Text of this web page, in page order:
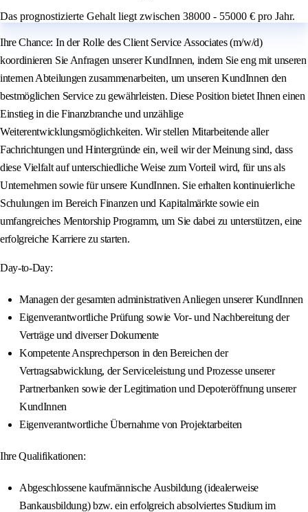
Das prognostizierte Gehalt liegt zwischen 38000 - 55000 € pro Jahr.
Ihre Chance: In der Rolle des Client Service Associates (m/w/d)
koordinieren Sie Anfragen unserer KundInnen, indem Sie eng mit unseren
internen Abteilungen zusammenarbeiten, um unseren KundInnen den
bestmöglichen Service zu gewährleisten. Diese Position bietet Ihnen einen
Einstieg in die Finanzbranche und unzählige
Weiterentwicklungsmöglichkeiten. Wir stellen Mitarbeitende aller
Fachrichtungen und Hintergründe ein, weil wir der Meinung sind, dass
diese Vielfalt auf unterschiedliche Weise zum Vorteil wird, für uns als
Unternehmen sowie für unsere KundInnen. Sie erhalten kontinuierliche
Schulungen im Bereich Finanzen und Kapitalmärkte sowie ein
umfangreiches Mentorship Programm, um Sie dabei zu unterstützen, eine
erfolgreiche Karriere zu starten.
Day-to-Day:
Managen der gesamten administrativen Anliegen unserer KundInnen
Eigenverantwortliche Prüfung sowie Vor- und Nachbereitung der
Verträge und diverser Dokumente
Kompetente Ansprechperson in den Bereichen der
Vertragsabwicklung, der Serviceleistung und Prozesse unserer
Partnerbanken sowie der Legitimation und Depoteröffnung unserer
KundInnen
Eigenverantwortliche Übernahme von Projektarbeiten
Ihre Qualifikationen:
Abgeschlossene kaufmännische Ausbildung (idealerweise
Bankausbildung) bzw. ein erfolgreich absolviertes Studium im